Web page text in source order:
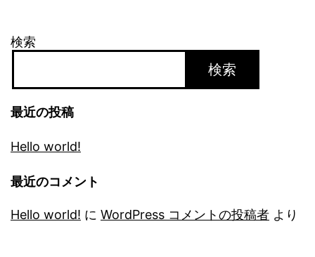
検索
検索
最近の投稿
Hello world!
最近のコメント
Hello world! に WordPress コメントの投稿者 より